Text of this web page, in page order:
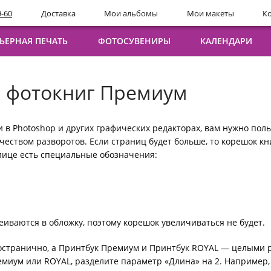
60 Доставка Мои альбомы Мои макеты
Царевна-лягушка
Сказка о царе Салтане
ГОТОВЫЕ РЕШЕНИЯ
ДОПОЛНИТЕЛЬНО
Детские лабиринты
Подарочный сертификат
ПЕЧАТЬ
Печать на дереве
ФОТОСУВЕНИРЫ
Наклейки на тетради
КАЛЕНДАРИ
Премиум
Все о бонусной программеПремиум
Photoshop и других графических редакторах, вам нужно
разворотов. Если страниц будет больше, то корешок
есть специальные обозначения:
в обложку, поэтому корешок увеличиваться не будет.
а Принтбук Премиум и Принтбук ROYAL — целыми
или ROYAL, разделите параметр «Длина» на 2.